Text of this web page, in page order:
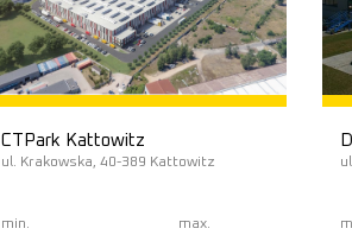
CTPark Kattowitz
ul. Krakowska, 40-389 Kattowitz
min. max.